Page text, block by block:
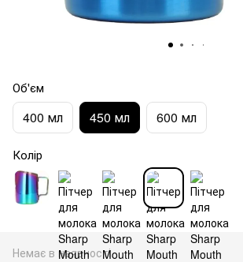
Об'єм
400 мл 450 мл 600 мл
Колір
Немає в наявності